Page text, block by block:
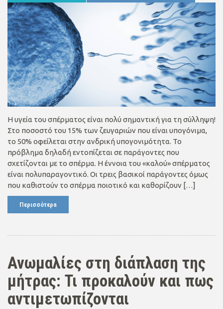
Η υγεία του σπέρματος είναι πολύ σημαντική για τη σύλληψη!
Στο ποσοστό του 15% των ζευγαριών που είναι υπογόνιμα,
το 50% οφείλεται στην ανδρική υπογονιμότητα. Το
πρόβλημα δηλαδή εντοπίζεται σε παράγοντες που
σχετίζονται με το σπέρμα. Η έννοια του «καλού» σπέρματος
είναι πολυπαραγοντικό. Οι τρεις βασικοί παράγοντες όμως
που καθιστούν το σπέρμα ποιοτικό και καθορίζουν […]
Περισσότερα
Ανωμαλίες στη διάπλαση της
μήτρας: Τι προκαλούν και πως
αντιμετωπίζονται